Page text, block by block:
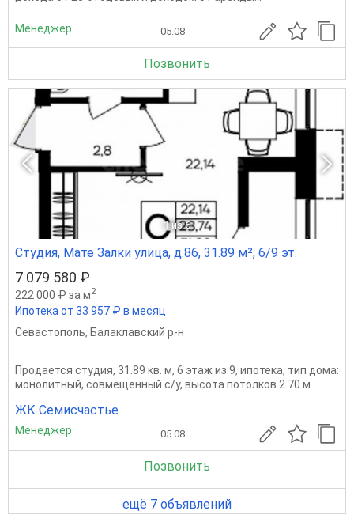
Менеджер 05.08
Позвонить
1 из 6
Студия, Мате Залки улица, д.86, 31.89 м², 6/9 эт.
7 079 580 ₽
222 000 ₽ за м2
Ипотека от 33 957 ₽ в месяц
Севастополь, Балаклавский р-н
Продается студия, 31.89 кв. м, 6 этаж из 9, ипотека, тип дома:
монолитный, совмещенный с/у, высота потолков 2.70 м
ЖК Семисчастье
Менеджер 05.08
Позвонить
ещё 7 объявлений